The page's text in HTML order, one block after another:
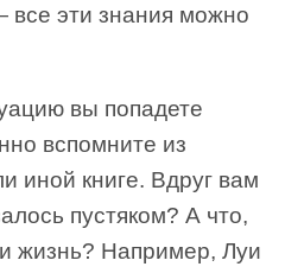
эти знания можно
вы попадете
вспомните из
иной книге. Вдруг вам
пустяком? А что,
жизнь? Например, Луи